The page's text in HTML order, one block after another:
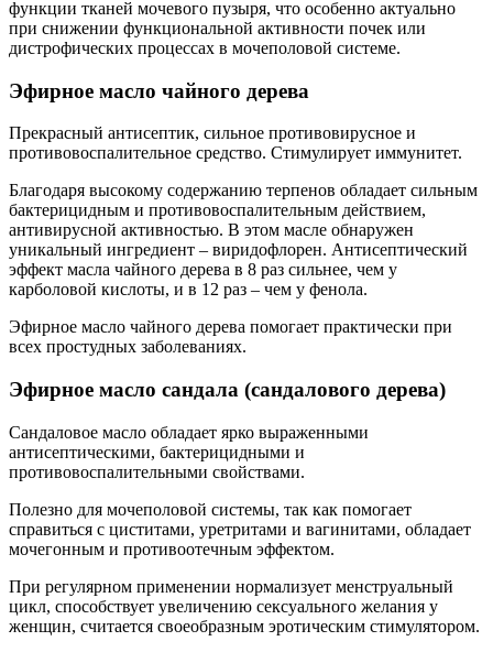
функции тканей мочевого пузыря, что особенно актуально
при снижении функциональной активности почек или
дистрофических процессах в мочеполовой системе.
Эфирное масло чайного дерева
Прекрасный антисептик, сильное противовирусное и
противовоспалительное средство. Стимулирует иммунитет.
Благодаря высокому содержанию терпенов обладает сильным
бактерицидным и противовоспалительным действием,
антивирусной активностью. В этом масле обнаружен
уникальный ингредиент – виридофлорен. Антисептический
эффект масла чайного дерева в 8 раз сильнее, чем у
карболовой кислоты, и в 12 раз – чем у фенола.
Эфирное масло чайного дерева помогает практически при
всех простудных заболеваниях.
Эфирное масло сандала (сандалового дерева)
Сандаловое масло обладает ярко выраженными
антисептическими, бактерицидными и
противовоспалительными свойствами.
Полезно для мочеполовой системы, так как помогает
справиться с циститами, уретритами и вагинитами, обладает
мочегонным и противоотечным эффектом.
При регулярном применении нормализует менструальный
цикл, способствует увеличению сексуального желания у
женщин, считается своеобразным эротическим стимулятором.